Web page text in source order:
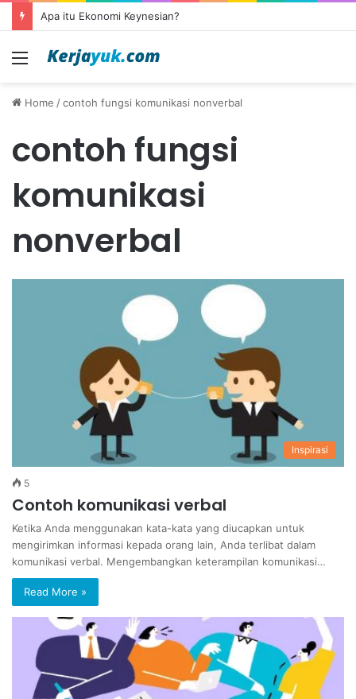
Apa itu Ekonomi Keynesian?
Menu
Home /contoh fungsi komunikasi nonverbal
contoh fungsi
komunikasi
nonverbal
Inspirasi
5
Contoh komunikasi verbal
Ketika Anda menggunakan kata-kata yang diucapkan untuk
mengirimkan informasi kepada orang lain, Anda terlibat dalam
komunikasi verbal. Mengembangkan keterampilan komunikasi…
Read More »